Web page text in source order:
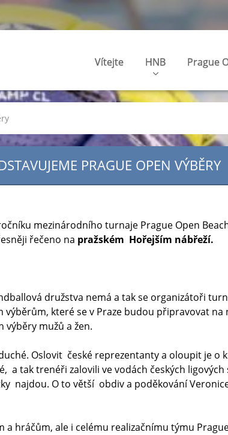
Vítejte HNB Prague
PRAGUE OPEN VÝBĚRY
mezinárodního turnaje Prague Open
řečeno na pražském Hořejším nábřeží.
družstva nemá a tak se organizátoři
které se v Praze budou připravovat na
mužů a žen.
Oslovit české reprezentanty a oloupit je o
a tak trenéři zalovili ve vodách českých
najdou. O to větší obdiv a poděkování
a hráčům, ale i celému realizačnímu týmu